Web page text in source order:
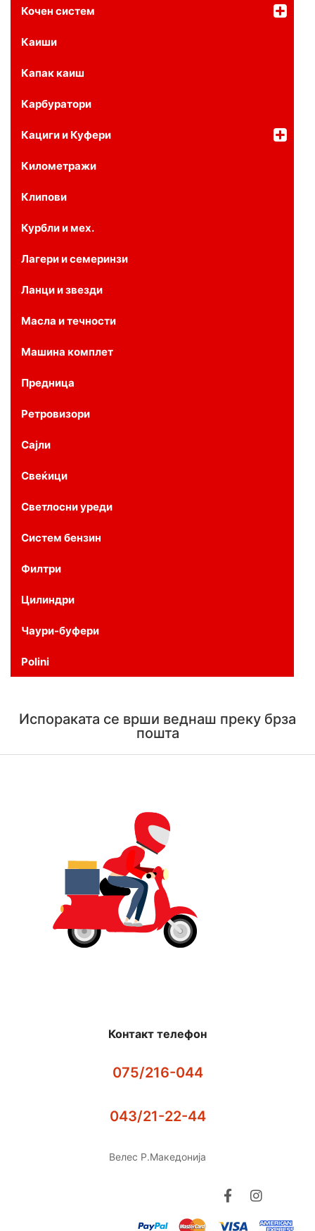
Кочен систем
Каиши
Капак каиш
Карбуратори
Кациги и Куфери
Километражи
Клипови
Курбли и мех.
Лагери и семеринзи
Ланци и звезди
Масла и течности
Машина комплет
Предница
Ретровизори
Сајли
Свеќици
Светлосни уреди
Систем бензин
Филтри
Цилиндри
Чаури-буфери
Polini
Испораката се врши веднаш преку брза
пошта
Контакт телефон
075/216-044
043/21-22-44
Велес Р.Македонија